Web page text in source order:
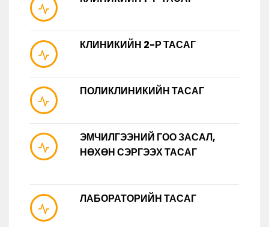
КЛИНИКИЙН 2-Р ТАСАГ
ПОЛИКЛИНИКИЙН ТАСАГ
ЭМЧИЛГЭЭНИЙ ГОО ЗАСАЛ,
НӨХӨН СЭРГЭЭХ ТАСАГ
ЛАБОРАТОРИЙН ТАСАГ